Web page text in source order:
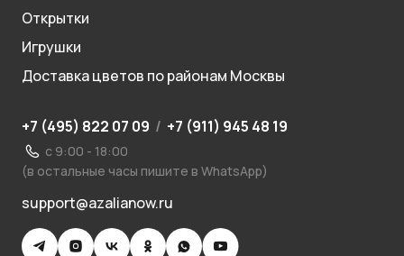
Открытки
Игрушки
Доставка цветов по районам Москвы
+7 (495) 822 07 09 / +7 (911) 945 48 19
с 9:00 - 18:00
(в остальные часы пишите в WhatsApp)
support@azalianow.ru